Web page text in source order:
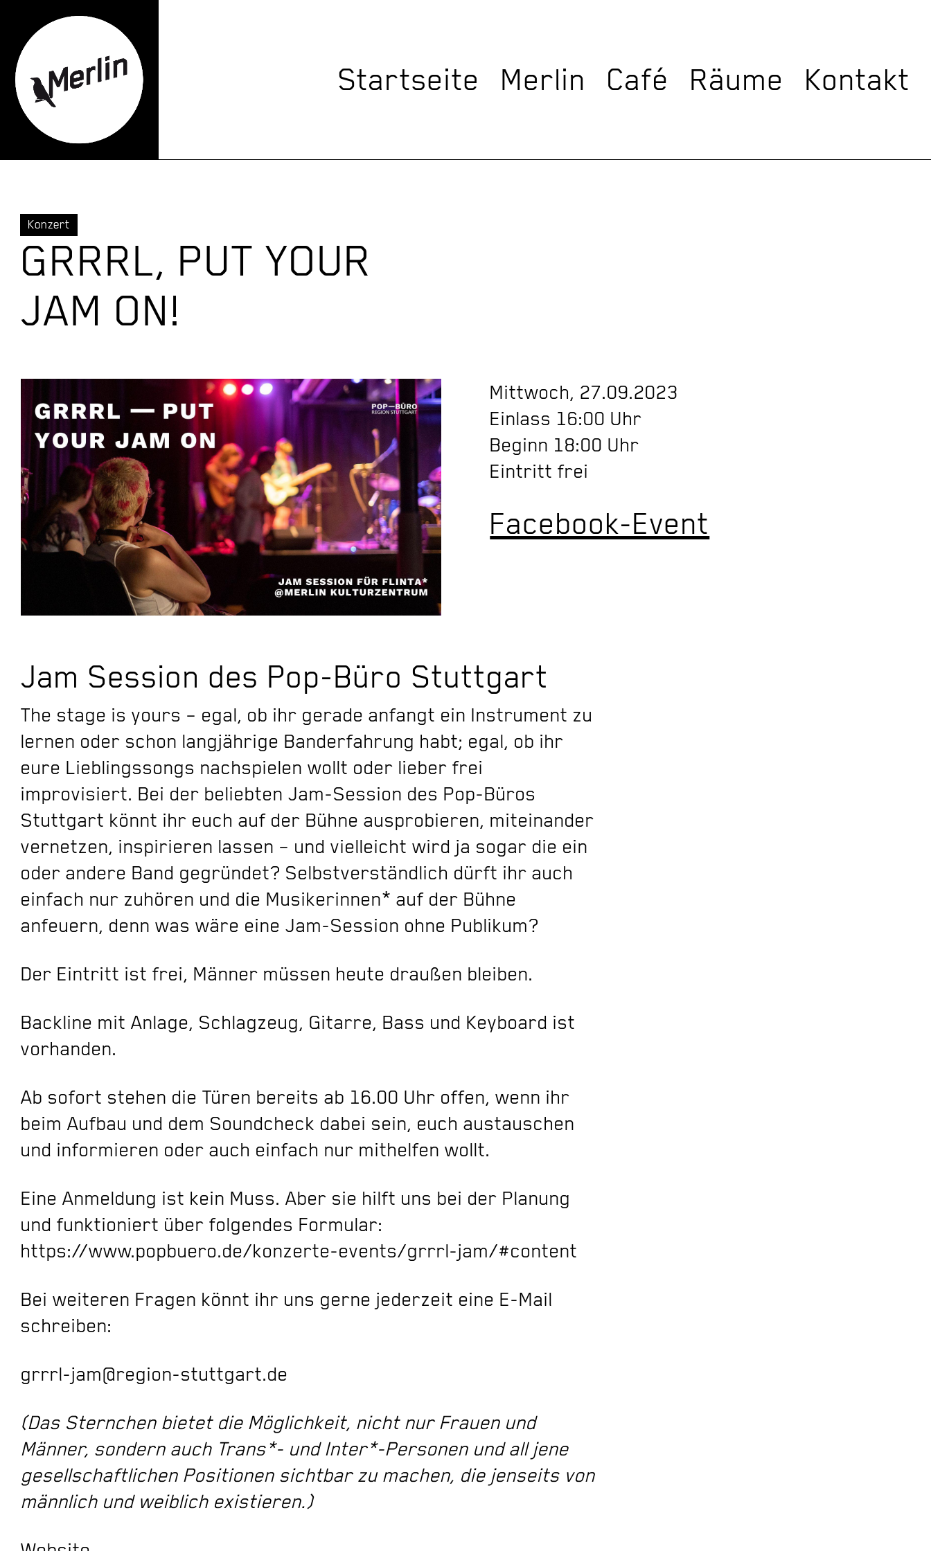
Startseite Merlin Café Räume Kontakt
Konzert
GRRRL, PUT YOUR
JAM ON!
Mittwoch, 27.09.2023
Einlass 16:00 Uhr
Beginn 18:00 Uhr
Eintritt frei
Facebook-Event
Jam Session des Pop-Büro Stuttgart
The stage is yours – egal, ob ihr gerade anfangt ein Instrument zu
lernen oder schon langjährige Banderfahrung habt; egal, ob ihr
eure Lieblingssongs nachspielen wollt oder lieber frei
improvisiert. Bei der beliebten Jam-Session des Pop-Büros
Stuttgart könnt ihr euch auf der Bühne ausprobieren, miteinander
vernetzen, inspirieren lassen – und vielleicht wird ja sogar die ein
oder andere Band gegründet? Selbstverständlich dürft ihr auch
einfach nur zuhören und die Musikerinnen* auf der Bühne
anfeuern, denn was wäre eine Jam-Session ohne Publikum?
Der Eintritt ist frei, Männer müssen heute draußen bleiben.
Backline mit Anlage, Schlagzeug, Gitarre, Bass und Keyboard ist
vorhanden.
Ab sofort stehen die Türen bereits ab 16.00 Uhr offen, wenn ihr
beim Aufbau und dem Soundcheck dabei sein, euch austauschen
und informieren oder auch einfach nur mithelfen wollt.
Eine Anmeldung ist kein Muss. Aber sie hilft uns bei der Planung
und funktioniert über folgendes Formular:
https://www.popbuero.de/konzerte-events/grrrl-jam/#content
Bei weiteren Fragen könnt ihr uns gerne jederzeit eine E-Mail
schreiben:
grrrl-jam@region-stuttgart.de
(Das Sternchen bietet die Möglichkeit, nicht nur Frauen und
Männer, sondern auch Trans*- und Inter*-Personen und all jene
gesellschaftlichen Positionen sichtbar zu machen, die jenseits von
männlich und weiblich existieren.)